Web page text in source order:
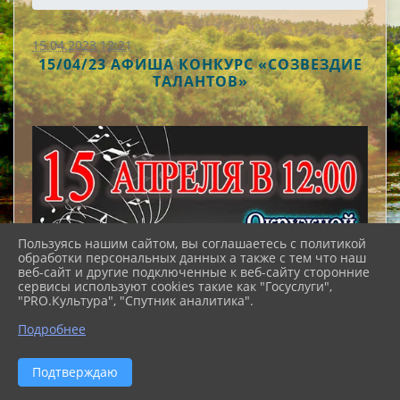
15.04.2023 12:21
15/04/23 АФИША КОНКУРС «СОЗВЕЗДИЕ
ТАЛАНТОВ»
Пользуясь нашим сайтом, вы соглашаетесь с политикой
обработки персональных данных а также с тем что наш
веб-сайт и другие подключенные к веб-сайту сторонние
сервисы используют cookies такие как "Госуслуги",
"PRO.Культура", "Спутник аналитика".
Подробнее
Подтверждаю